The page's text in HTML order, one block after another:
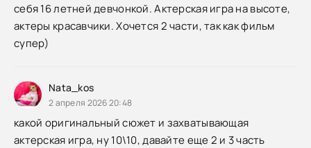
себя 16 летней девчонкой. Актерская игра на высоте,
актеры красавчики. Хочется 2 части, так как фильм
супер)
Nata_kos
2 апреля 2026 20:48
какой оригинальный сюжет и захватывающая
актерская игра, ну 10\10, давайте еще 2 и 3 часть